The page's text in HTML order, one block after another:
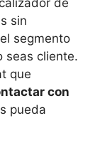
de
sin
segmento
seas cliente.
que
con
pueda